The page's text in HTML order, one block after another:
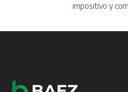
impositivo y